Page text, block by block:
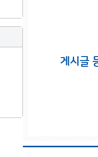
게시글